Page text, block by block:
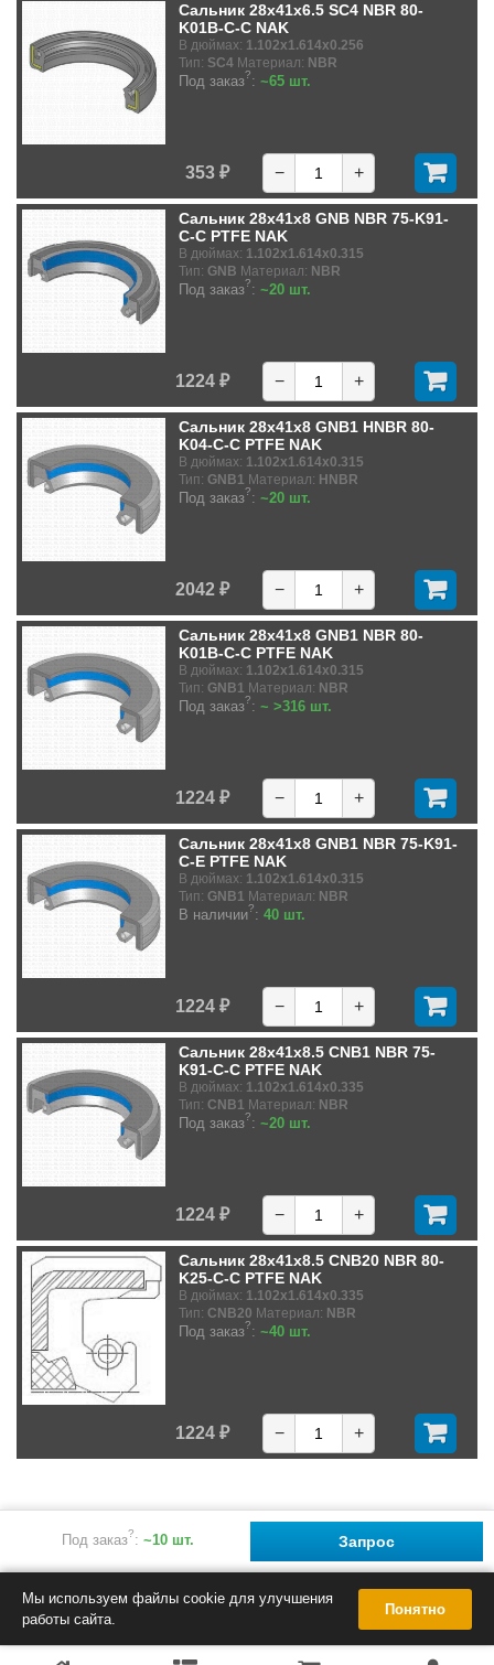
Под заказ?: ~10 шт. Запрос
Сальник 28x41x6.5 SC4 NBR 80-
K01B-C-C NAK
В дюймах: 1.102x1.614x0.256
Тип: SC4 Материал: NBR
Под заказ?: ~65 шт.
353 ₽ − +
Сальник 28x41x8 GNB NBR 75-K91-
C-C PTFE NAK
В дюймах: 1.102x1.614x0.315
Тип: GNB Материал: NBR
Под заказ?: ~20 шт.
1224 ₽ − +
Сальник 28x41x8 GNB1 HNBR 80-
K04-C-C PTFE NAK
В дюймах: 1.102x1.614x0.315
Тип: GNB1 Материал: HNBR
Под заказ?: ~20 шт.
2042 ₽ − +
Сальник 28x41x8 GNB1 NBR 80-
K01B-C-C PTFE NAK
В дюймах: 1.102x1.614x0.315
Тип: GNB1 Материал: NBR
Под заказ?: ~ >316 шт.
1224 ₽ − +
Сальник 28x41x8 GNB1 NBR 75-K91-
C-E PTFE NAK
В дюймах: 1.102x1.614x0.315
Тип: GNB1 Материал: NBR
В наличии?: 40 шт.
1224 ₽ − +
Сальник 28x41x8.5 CNB1 NBR 75-
K91-C-C PTFE NAK
В дюймах: 1.102x1.614x0.335
Тип: CNB1 Материал: NBR
Под заказ?: ~20 шт.
1224 ₽ − +
Сальник 28x41x8.5 CNB20 NBR 80-
K25-C-C PTFE NAK
В дюймах: 1.102x1.614x0.335
Тип: CNB20 Материал: NBR
Под заказ?: ~40 шт.
1224 ₽ − +
Мы используем файлы cookie для улучшения
работы сайта.
Понятно